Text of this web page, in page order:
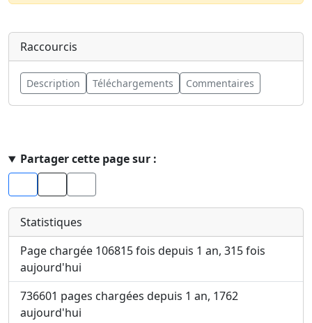
Raccourcis
Description Téléchargements Commentaires
Partager cette page sur :
Facebook
Statistiques
Page chargée 106815 fois depuis 1 an, 315 fois
aujourd'hui
736601 pages chargées depuis 1 an, 1762
aujourd'hui